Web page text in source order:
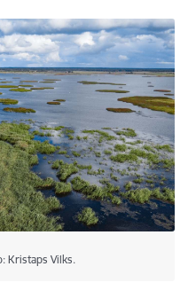
Kristaps Vilks.